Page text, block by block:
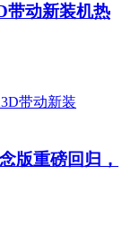
带动新装机热
版重磅回归，